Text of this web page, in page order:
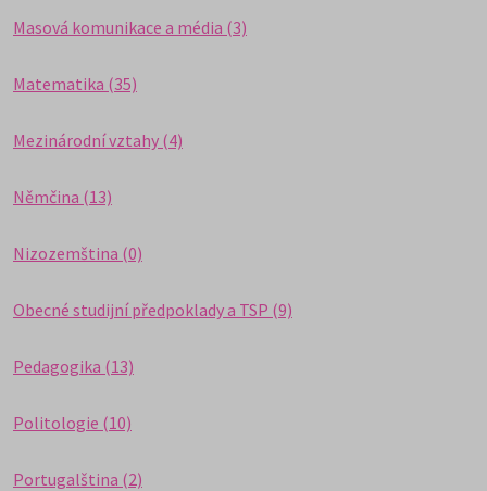
Masová komunikace a média (3)
Matematika (35)
Mezinárodní vztahy (4)
Němčina (13)
Nizozemština (0)
Obecné studijní předpoklady a TSP (9)
Pedagogika (13)
Politologie (10)
Portugalština (2)